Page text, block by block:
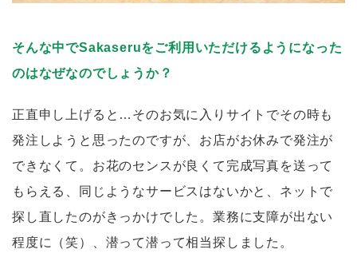
そんな中でSakaseruをご利用いただけるようになった
のはなぜなのでしょうか？
正直申し上げると…そのお気に入りサイトでその時も
発注しようと思ったのですが、お店がお休みで発注が
できなくて。お花のセンスが良くて完成写真を送って
もらえる、同じようなサービスはないかと、ネットで
探し直したのがきっかけでした。業務に支障が出ない
程度に（笑）、潜って潜って相当探しました。